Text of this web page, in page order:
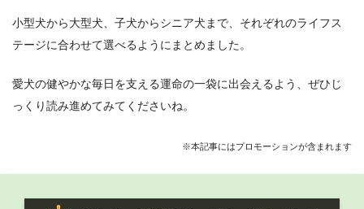
小型犬から大型犬、子犬からシニア犬まで、それぞれのライフス
テージに合わせて選べるようにまとめました。
愛犬の健やかな毎日を支える運命の一袋に出会えるよう、ぜひじ
っくり読み進めてみてくださいね。
※本記事にはプロモーションが含まれます